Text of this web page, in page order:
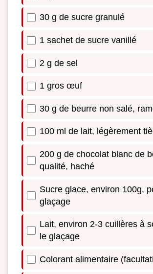
30 g de sucre granulé
1 sachet de sucre vanillé
2 g de sel
1 gros œuf
30 g de beurre non salé,
100 ml de lait, légèrement
200 g de chocolat blanc de
qualité, haché
Sucre glace, environ 100g,
glaçage
Lait, environ 2-3 cuillères à
le glaçage
Colorant alimentaire